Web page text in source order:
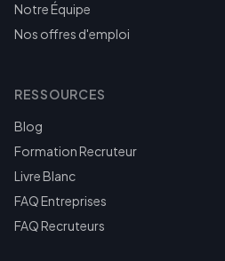
Notre Équipe
Nos offres d'emploi
RESSOURCES
Blog
Formation Recruteur
Livre Blanc
FAQ Entreprises
FAQ Recruteurs